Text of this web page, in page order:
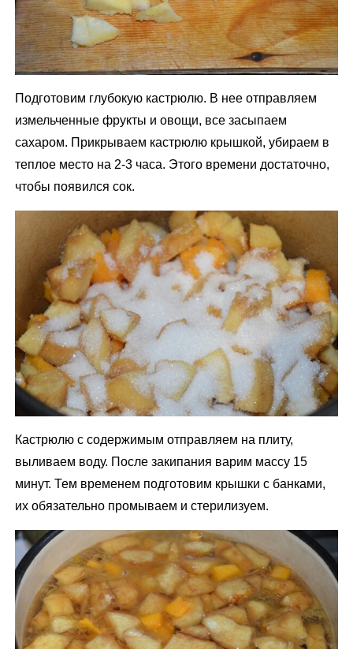
Подготовим глубокую кастрюлю. В нее отправляем
измельченные фрукты и овощи, все засыпаем
сахаром. Прикрываем кастрюлю крышкой, убираем в
теплое место на 2-3 часа. Этого времени достаточно,
чтобы появился сок.
Кастрюлю с содержимым отправляем на плиту,
выливаем воду. После закипания варим массу 15
минут. Тем временем подготовим крышки с банками,
их обязательно промываем и стерилизуем.